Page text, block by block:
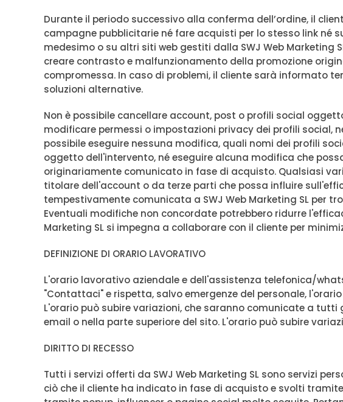
Durante il periodo successivo alla conferma dell’ordine, il
campagne pubblicitarie né fare acquisti per lo stesso link né
medesimo o su altri siti web gestiti dalla SWJ Web Marketing
creare contrasto e malfunzionamento della promozione
compromessa. In caso di problemi, il cliente sarà informato
soluzioni alternative.
Non è possibile cancellare account, post o profili social
modificare permessi o impostazioni privacy dei profili social,
possibile eseguire nessuna modifica, quali nomi dei profili
oggetto dell'intervento, né eseguire alcuna modifica che
originariamente comunicato in fase di acquisto. Qualsiasi
titolare dell'account o da terze parti che possa influire
tempestivamente comunicata a SWJ Web Marketing SL per
Eventuali modifiche non concordate potrebbero ridurre
Marketing SL si impegna a collaborare con il cliente per
DEFINIZIONE DI ORARIO LAVORATIVO
L'orario lavorativo aziendale e dell'assistenza telefonica/
"Contattaci" e rispetta, salvo emergenze del personale, l'orario
L'orario può subire variazioni, che saranno comunicate a
email o nella parte superiore del sito. L'orario può subire
DIRITTO DI RECESSO
Tutti i servizi offerti da SWJ Web Marketing SL sono servizi
ciò che il cliente ha indicato in fase di acquisto e svolti